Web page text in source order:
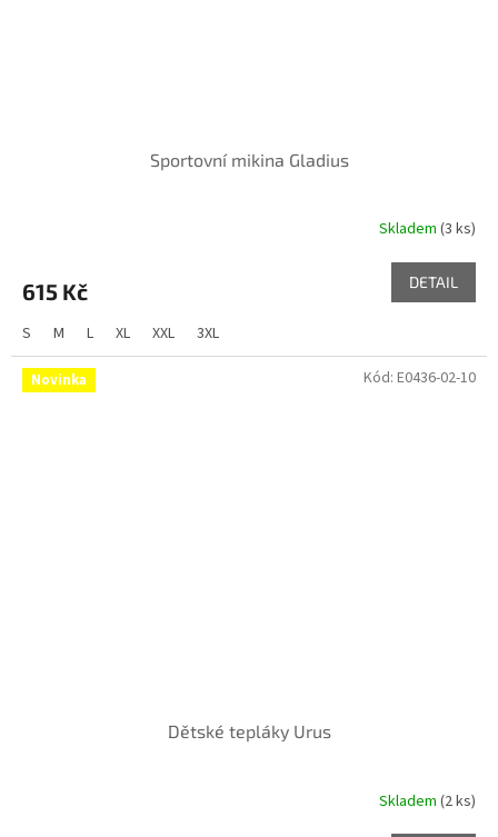
Sportovní mikina Gladius
Skladem (3 ks)
615 Kč DETAIL
S M L XL XXL 3XL
Novinka
Dětské tepláky Urus
Skladem (2 ks)
Kód: E0436-02-10